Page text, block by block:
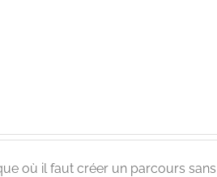
où il faut créer un parcours